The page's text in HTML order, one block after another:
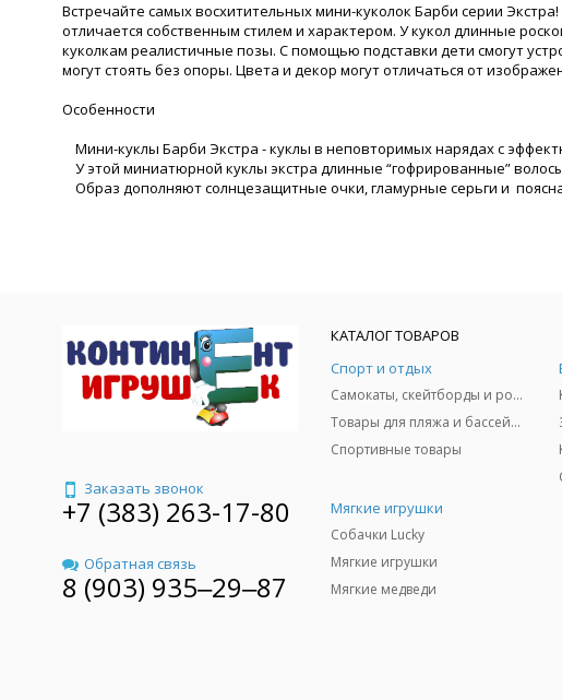
Встречайте самых восхитительных мини-куколок Барби серии
отличается собственным стилем и характером. У кукол длинные
куколкам реалистичные позы. С помощью подставки дети смогут
могут стоять без опоры. Цвета и декор могут отличаться от
Особенности
Мини-куклы Барби Экстра - куклы в неповторимых нарядах с
У этой миниатюрной куклы экстра длинные “гофрированные”
Образ дополняют солнцезащитные очки, гламурные серьги и
Заказать звонок
+7 (383) 263-17-80
Обратная связь
8 (903) 935‒29‒87
КАТАЛОГ ТОВАРОВ
Спорт и отдых
Самокаты, скейтборды и ролики
Товары для пляжа и бассейны
Спортивные товары
Мягкие игрушки
Собачки Lucky
Мягкие игрушки
Мягкие медведи